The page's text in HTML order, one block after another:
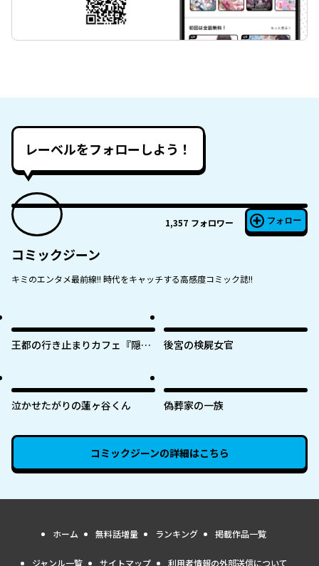
レーベルをフォローしよう！
1,357 フォロワー フォロー
コミックジーン
キミのエンタメ最前線!! 時代をキャッチする高感度コミック誌!!
王都の行き止まりカフェ『隠れ
た私の店に筆頭文官様がくつろ
ぎに来ます～
後宮の検屍女官
泣かせたがりの蓮ヶ谷くん 偽葬家の一族
コミックジーンの詳細はこちら
ホーム 無料話増量 ランキング 掲載作品一覧
ジャンル一覧 サイトマップ 利用者情報の外部送信について